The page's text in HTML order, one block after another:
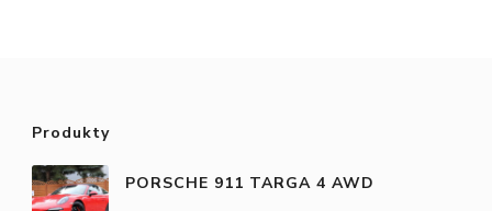
Produkty
PORSCHE 911 TARGA 4 AWD